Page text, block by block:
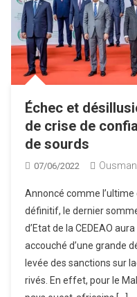
Échec et
de crise de
de sourds
07/06/2022
Annoncé comme
définitif, le dernier
d’Etat de la CEDEAO
accouché d’une grande
levée des sanctions sur
rivés. En effet, pour le